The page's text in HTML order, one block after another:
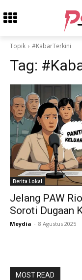
Topik #KabarTerkini
Tag:
Berita Lokal
Jelang PAW
Soroti Dugaan
Meydia - 8 Agustus 2025
MOST READ